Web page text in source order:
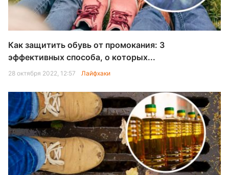
Как защитить обувь от промокания: 3
эффективных способа, о которых...
28 октября 2022, 12:57 Лайфхаки